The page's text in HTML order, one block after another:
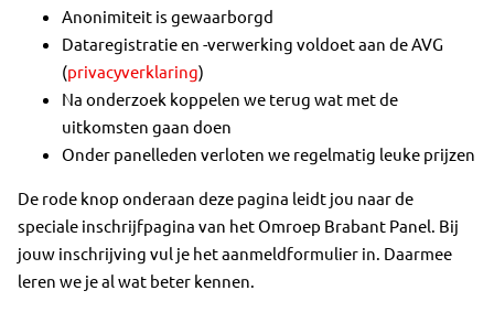
Anonimiteit is gewaarborgd
Dataregistratie en -verwerking voldoet aan de AVG
(privacyverklaring)
Na onderzoek koppelen we terug wat met de
uitkomsten gaan doen
Onder panelleden verloten we regelmatig leuke prijzen
De rode knop onderaan deze pagina leidt jou naar de
speciale inschrijfpagina van het Omroep Brabant Panel. Bij
jouw inschrijving vul je het aanmeldformulier in. Daarmee
leren we je al wat beter kennen.